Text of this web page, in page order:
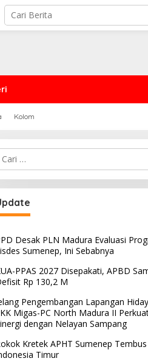
Kolom
Sampang Dukung
Kaum LGBT
untuk:
Desak PLN Madura Evaluasi
Sumenep, Ini Sebabnya
PPAS 2027 Disepakati, APBD
Rp 130,2 M
Pengembangan Lapangan
Migas-PC North Madura II
dengan Nelayan Sampang
Kretek APHT Sumenep
Timur